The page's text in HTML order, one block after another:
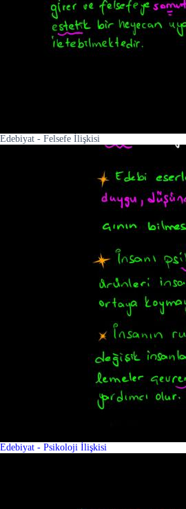
Edebiyat - Felsefe İlişkisi
Edebiyat - Psikoloji İlişkisi